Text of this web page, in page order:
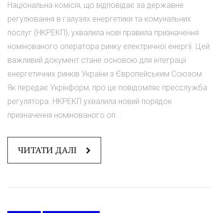
Національна комісія, що відповідає за державне
регулювання в галузях енергетики та комунальних
послуг (НКРЕКП), ухвалила нові правила призначення
номінованого оператора ринку електричної енергії. Цей
важливий документ стане основою для інтеграції
енергетичних ринків України з Європейським Союзом.
Як передає Укрінформ, про це повідомляє пресслужба
регулятора. НКРЕКП ухвалила новий порядок
призначення номінованого оп...
ЧИТАТИ ДАЛІ